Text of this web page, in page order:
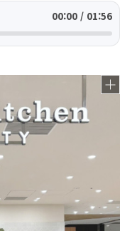
00:00 / 01:56